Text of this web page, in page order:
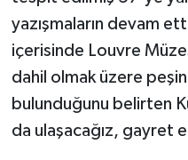
yazışmaların devam
içerisinde Louvre
dahil olmak üzere
bulunduğunu belirten
da ulaşacağız, gayret